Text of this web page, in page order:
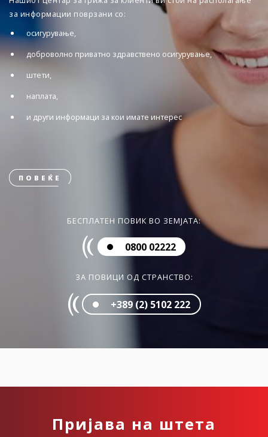
за информации поврзани со:
осигурување,
доброволно приватно здравствено осигурување,
штети,
наплата,
и други информаци за кои имате интерес
ПОВЕЌЕ
БЕСПЛАТЕН ПОВИК ВО ЗЕМЈАТА:
0800 02222
ЗА ПОВИЦИ ОД СТРАНСТВО:
+389 (2) 5102 222
Пријава на штета